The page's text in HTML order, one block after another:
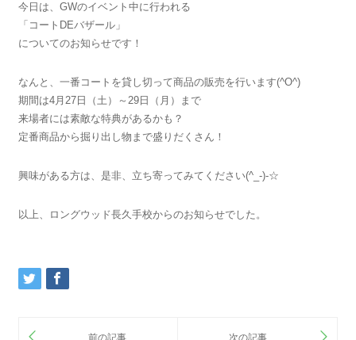
今日は、GWのイベント中に行われる
「コートDEバザール」
についてのお知らせです！
なんと、一番コートを貸し切って商品の販売を行います(^O^)
期間は4月27日（土）～29日（月）まで
来場者には素敵な特典があるかも？
定番商品から掘り出し物まで盛りだくさん！
興味がある方は、是非、立ち寄ってみてください(^_-)-☆
以上、ロングウッド長久手校からのお知らせでした。